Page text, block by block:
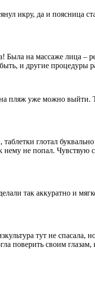
икру, да и поясница
на массаже лица –
и другие
пляж уже можно
глотал
не попал. Чувствую
так аккуратно и
тут не спасала,
поверить своим глазам,